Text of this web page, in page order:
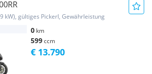
kW), gültiges Pickerl, Gewährleistung
0 km
599ccm
€ 13.790